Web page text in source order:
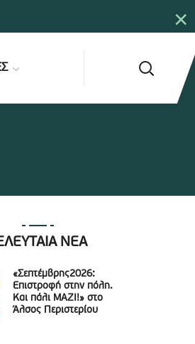
ΝΕΑ
«Σεπτέμβρης2026:
Επιστροφή στην πόλη.
Και πάλι ΜΑΖΙ!» στο
Άλσος Περιστερίου
×